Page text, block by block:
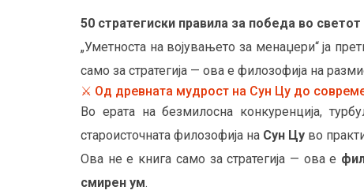
50 стратегиски правила за победа во
„Уметноста на војувањето за менаџери“ ја
само за стратегија — ова е филозофија на
⚔️ Од древната мудрост на Сун Цу до
Во ерата на безмилосна конкуренција,
староисточната филозофија на Сун Цу во
Ова не е книга само за стратегија — ова е
смирен ум.